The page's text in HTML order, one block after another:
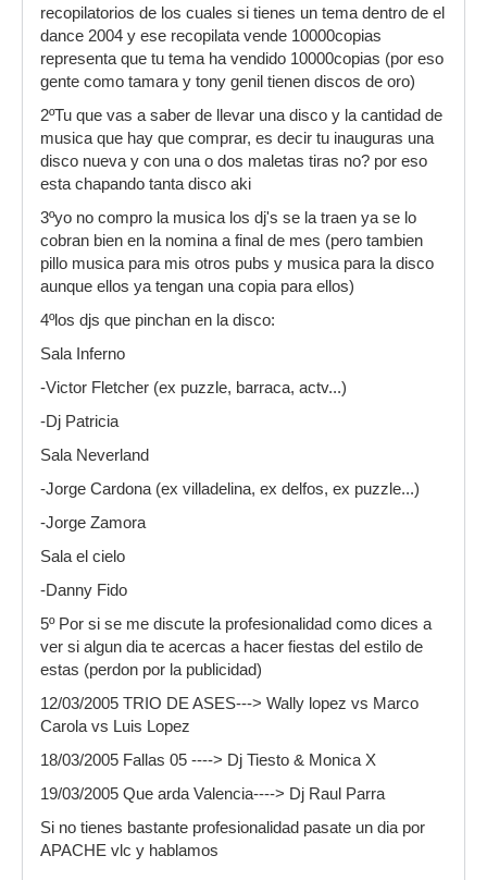
recopilatorios de los cuales si tienes un tema dentro de el
dance 2004 y ese recopilata vende 10000copias
representa que tu tema ha vendido 10000copias (por eso
gente como tamara y tony genil tienen discos de oro)
2ºTu que vas a saber de llevar una disco y la cantidad de
musica que hay que comprar, es decir tu inauguras una
disco nueva y con una o dos maletas tiras no? por eso
esta chapando tanta disco aki
3ºyo no compro la musica los dj's se la traen ya se lo
cobran bien en la nomina a final de mes (pero tambien
pillo musica para mis otros pubs y musica para la disco
aunque ellos ya tengan una copia para ellos)
4ºlos djs que pinchan en la disco:
Sala Inferno
-Victor Fletcher (ex puzzle, barraca, actv...)
-Dj Patricia
Sala Neverland
-Jorge Cardona (ex villadelina, ex delfos, ex puzzle...)
-Jorge Zamora
Sala el cielo
-Danny Fido
5º Por si se me discute la profesionalidad como dices a
ver si algun dia te acercas a hacer fiestas del estilo de
estas (perdon por la publicidad)
12/03/2005 TRIO DE ASES---> Wally lopez vs Marco
Carola vs Luis Lopez
18/03/2005 Fallas 05 ----> Dj Tiesto & Monica X
19/03/2005 Que arda Valencia----> Dj Raul Parra
Si no tienes bastante profesionalidad pasate un dia por
APACHE vlc y hablamos